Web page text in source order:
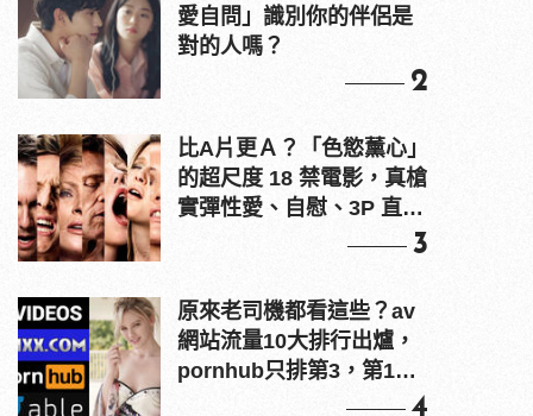
愛自問」識別你的伴侶是
對的人嗎？
2
比A片更Ａ？「色慾薰心」
的超尺度 18 禁電影，真槍
實彈性愛、自慰、3P 直接
3
原來老司機都看這些？av
網站流量10大排行出爐，
pornhub只排第3，第1名
4